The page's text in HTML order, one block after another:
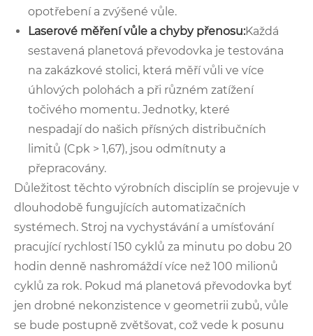
opotřebení a zvýšené vůle.
Laserové měření vůle a chyby přenosu:Každá
sestavená planetová převodovka je testována
na zakázkové stolici, která měří vůli ve více
úhlových polohách a při různém zatížení
točivého momentu. Jednotky, které
nespadají do našich přísných distribučních
limitů (Cpk > 1,67), jsou odmítnuty a
přepracovány.
Důležitost těchto výrobních disciplín se projevuje v
dlouhodobě fungujících automatizačních
systémech. Stroj na vychystávání a umísťování
pracující rychlostí 150 cyklů za minutu po dobu 20
hodin denně nashromáždí více než 100 milionů
cyklů za rok. Pokud má planetová převodovka byť
jen drobné nekonzistence v geometrii zubů, vůle
se bude postupně zvětšovat, což vede k posunu